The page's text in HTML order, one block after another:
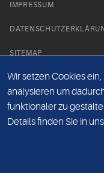
IMPRESSUM
SITEMAP
NEWS PARTNER
Wir setzen Cookies
analysieren um
funktionaler zu
Details finden Sie in